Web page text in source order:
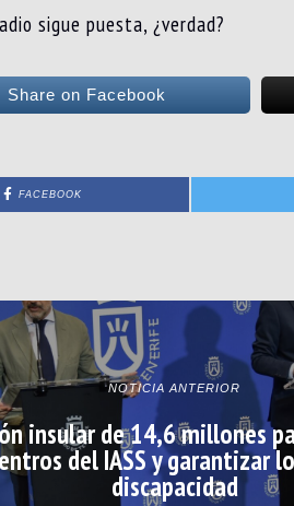
sigue puesta, ¿verdad?
Share on Facebook
FACEBOOK
NOTICIA ANTERIOR
insular de 14,6 millones
del IASS y garantizar
discapacidad